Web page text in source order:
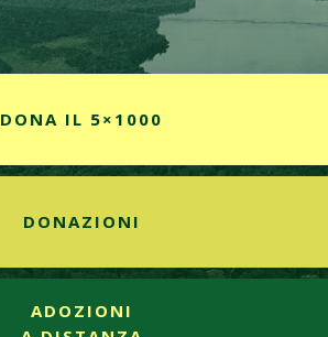
DONA IL 5×1000
DONAZIONI
ADOZIONI